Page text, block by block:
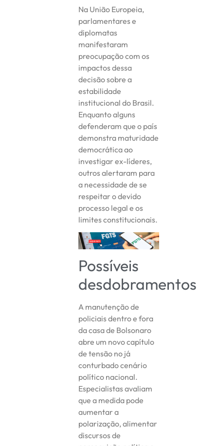
Na União Europeia,
parlamentares e
diplomatas
manifestaram
preocupação com os
impactos dessa
decisão sobre a
estabilidade
institucional do Brasil.
Enquanto alguns
defenderam que o país
demonstra maturidade
democrática ao
investigar ex-líderes,
outros alertaram para
a necessidade de se
respeitar o devido
processo legal e os
limites constitucionais.
Possíveis
desdobramentos
A manutenção de
policiais dentro e fora
da casa de Bolsonaro
abre um novo capítulo
de tensão no já
conturbado cenário
político nacional.
Especialistas avaliam
que a medida pode
aumentar a
polarização, alimentar
discursos de